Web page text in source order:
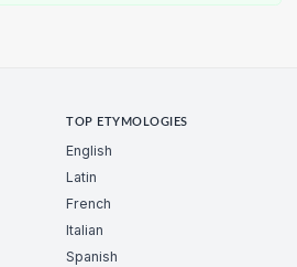
TOP ETYMOLOGIES
English
Latin
French
Italian
Spanish